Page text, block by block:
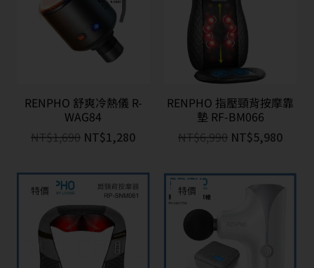
RENPHO 舒爽冷熱儀 R-
WAG84
NT$1,690 NT$1,280
RENPHO 指壓頸背按摩靠
墊 RF-BM066
NT$6,990 NT$5,980
特價 特價